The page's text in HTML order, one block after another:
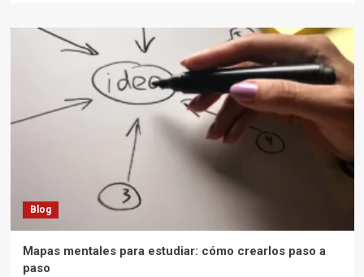
Blog
Mapas mentales para estudiar: cómo crearlos paso a
paso